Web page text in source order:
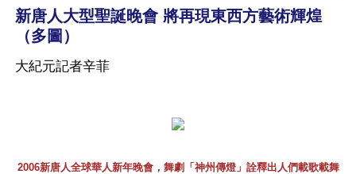
新唐人大型聖誕晚會 將再現東西方藝術輝煌
（多圖）
大紀元記者辛菲
2006新唐人全球華人新年晚會，舞劇「神州傳燈」詮釋出人們載歌載舞